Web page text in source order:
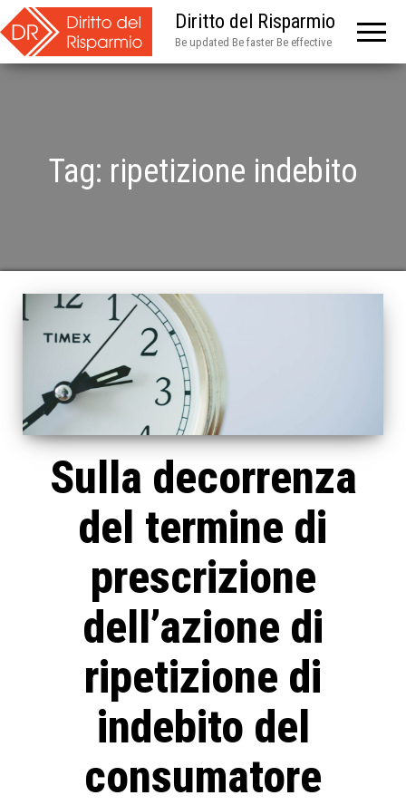
Diritto del Risparmio
Be updated Be faster Be effective
Tag: ripetizione indebito
Sulla decorrenza
del termine di
prescrizione
dell’azione di
ripetizione di
indebito del
consumatore